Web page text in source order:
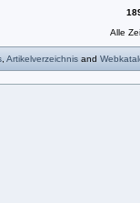
Alle
Artikelverzeichnis and